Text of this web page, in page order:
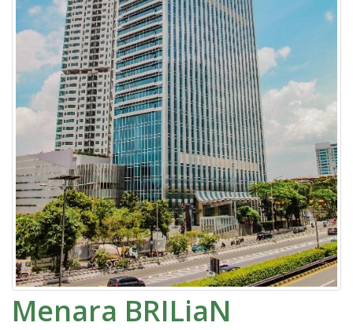
Menara BRILiaN